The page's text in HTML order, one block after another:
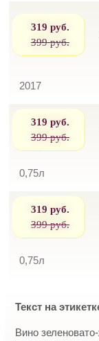
319 руб.
399 руб.
2017
319 руб.
399 руб.
0,75л
319 руб.
399 руб.
0,75л
Текст на
Вино